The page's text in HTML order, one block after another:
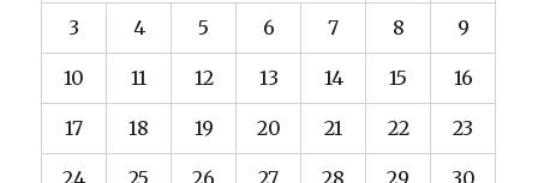
3 4 5 6 7 8 9
10 11 12 13 14 15 16
17 18 19 20 21 22 23